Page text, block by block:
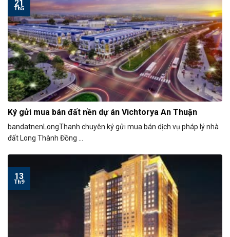
Ký gửi mua bán đất nền dự án Vichtorya An Thuận
bandatnenLongThanh chuyên ký gửi mua bán dịch vụ pháp lý nhà
đất Long Thành Đồng ...
21
Th5
13
Th9